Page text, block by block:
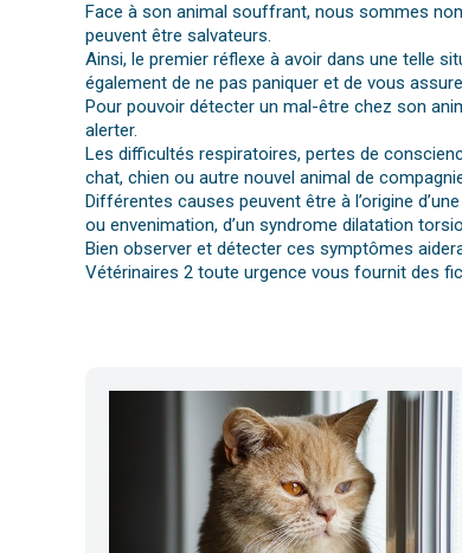
Face à son animal souffrant, nous sommes
peuvent être salvateurs.
Ainsi, le premier réflexe à avoir dans une telle
également de ne pas paniquer et de vous
Pour pouvoir détecter un mal-être chez son
alerter.
Les difficultés respiratoires, pertes de
chat, chien ou autre nouvel animal de
Différentes causes peuvent être à l’origine
ou envenimation, d’un syndrome dilatation
Bien observer et détecter ces symptômes
Vétérinaires 2 toute urgence vous fournit des